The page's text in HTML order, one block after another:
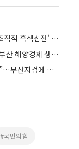
박형준 부산시장 후보 캠프, 전재수 측 '조직적 흑색선전' 법적 대응 돌입
전재수, ‘해양수도 완성 선대위’ 출범…“부산 해양경제 생태계 구축”
박형준 “전재수 통일교 의혹 재수사해야”…부산지검에 진정서 제출
#국민의힘